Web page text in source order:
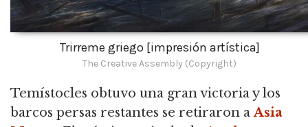
Trirreme griego [impresión artística]
The Creative Assembly (Copyright)
Temístocles obtuvo una gran victoria y los
barcos persas restantes se retiraron aAsia